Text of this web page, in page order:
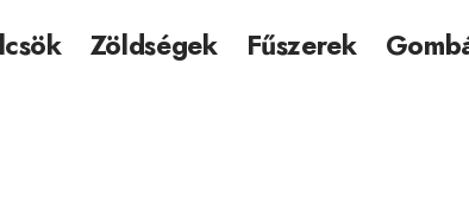
Zöldségek Fűszerek